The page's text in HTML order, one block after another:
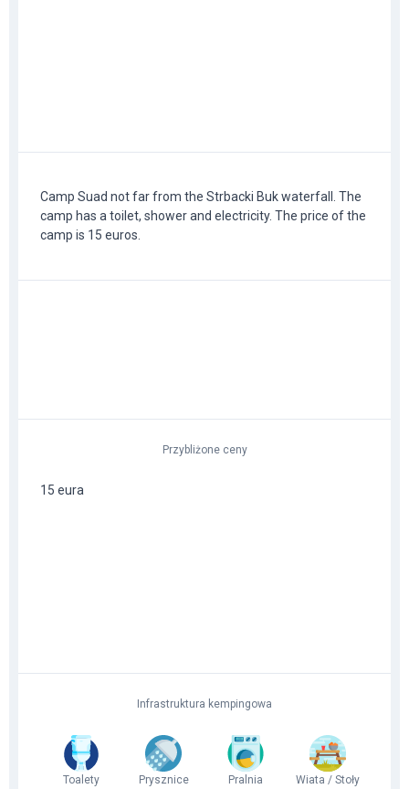
Camp Suad not far from the Strbacki Buk waterfall. The
camp has a toilet, shower and electricity. The price of the
camp is 15 euros.
Przybliżone ceny
15 eura
Infrastruktura kempingowa
Toalety Prysznice Pralnia
Wiata / Stoły